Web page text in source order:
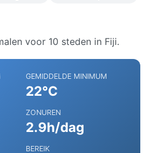
voor 10 steden in Fiji.
GEMIDDELDE MINIMUM
22°C
ZONUREN
2.9h/dag
BEREIK